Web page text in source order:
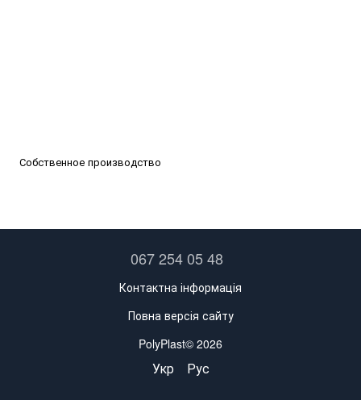
Собственное производство
067 254 05 48
Контактна інформація
Повна версія сайту
PolyPlast© 2026
Укр Рус